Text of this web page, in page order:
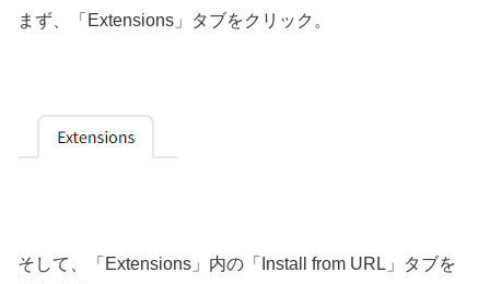
まず、「Extensions」タブをクリック。
そして、「Extensions」内の「Install from URL」タブを